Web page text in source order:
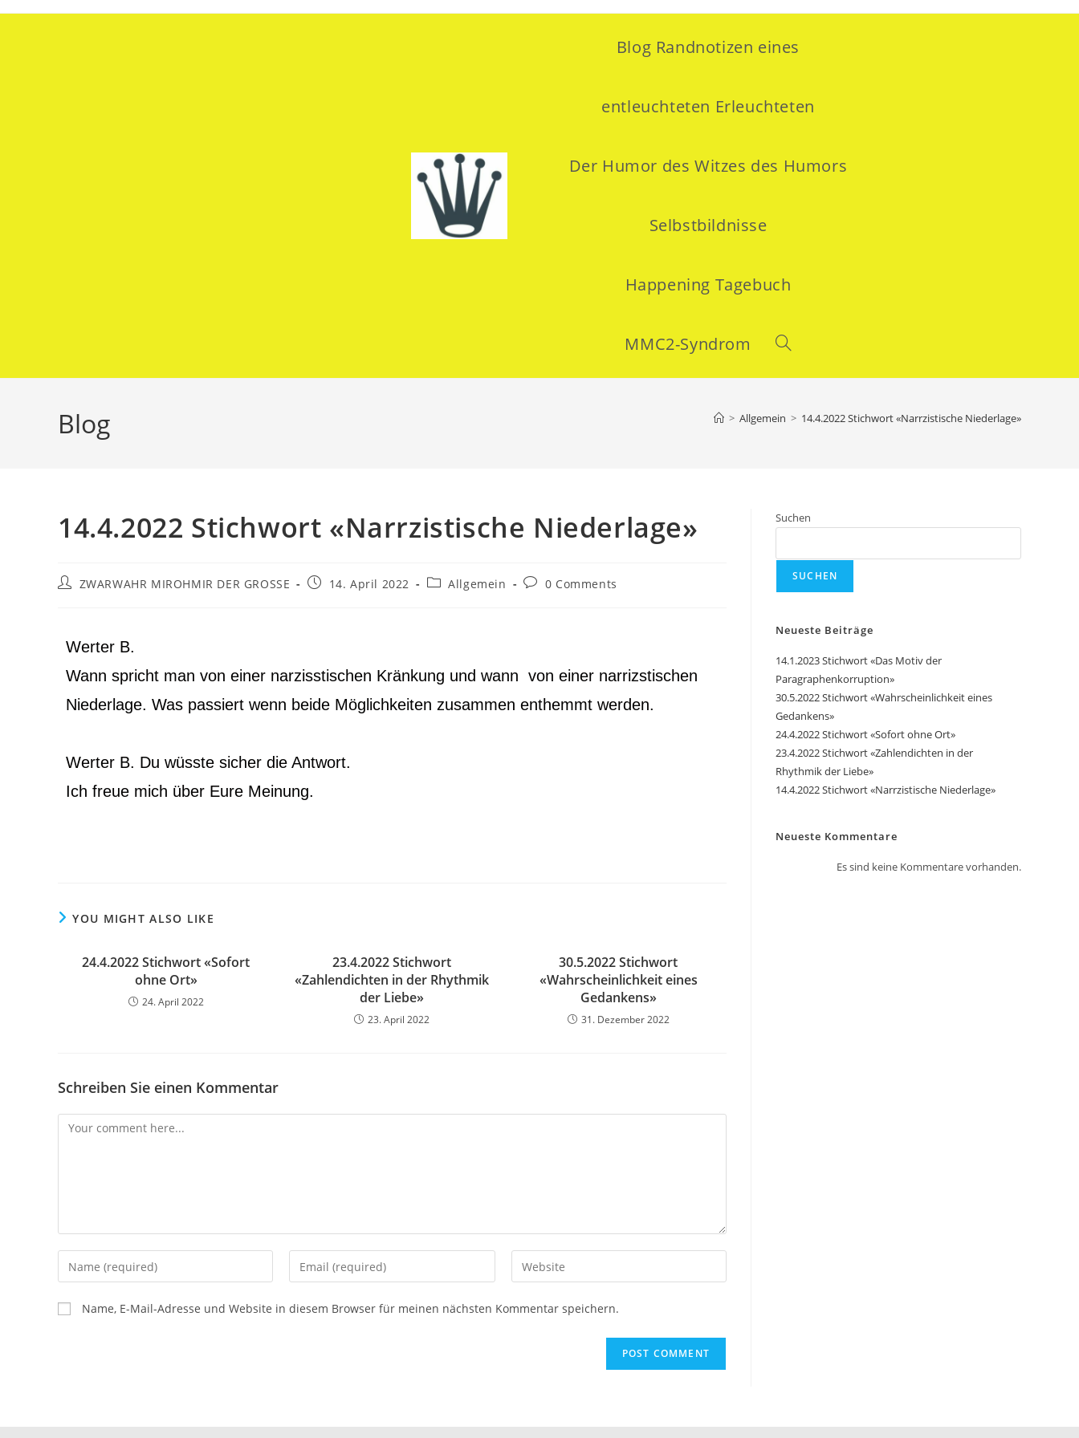
Blog Randnotizen eines
entleuchteten Erleuchteten
Der Humor des Witzes des Humors
Selbstbildnisse
Happening Tagebuch
MMC2-Syndrom
Blog > Allgemein > 14.4.2022 Stichwort «Narrzistische Niederlage»
14.4.2022 Stichwort «Narrzistische Niederlage»
ZWARWAHR MIROHMIR DER GROSSE 14. April 2022 Allgemein 0 Comments
Werter B.
Wann spricht man von einer narzisstischen Kränkung und wann von einer narrizstischen
Niederlage. Was passiert wenn beide Möglichkeiten zusammen enthemmt werden.
Werter B. Du wüsste sicher die Antwort.
Ich freue mich über Eure Meinung.
YOU MIGHT ALSO LIKE
24.4.2022 Stichwort «Sofort
ohne Ort»
24. April 2022
23.4.2022 Stichwort
«Zahlendichten in der Rhythmik
der Liebe»
23. April 2022
30.5.2022 Stichwort
«Wahrscheinlichkeit eines
Gedankens»
31. Dezember 2022
Schreiben Sie einen Kommentar
Name, E-Mail-Adresse und Website in diesem Browser für meinen nächsten Kommentar speichern.
Suchen
SUCHEN
Neueste Beiträge
14.1.2023 Stichwort «Das Motiv der
Paragraphenkorruption»
30.5.2022 Stichwort «Wahrscheinlichkeit eines
Gedankens»
24.4.2022 Stichwort «Sofort ohne Ort»
23.4.2022 Stichwort «Zahlendichten in der
Rhythmik der Liebe»
14.4.2022 Stichwort «Narrzistische Niederlage»
Neueste Kommentare
Es sind keine Kommentare vorhanden.